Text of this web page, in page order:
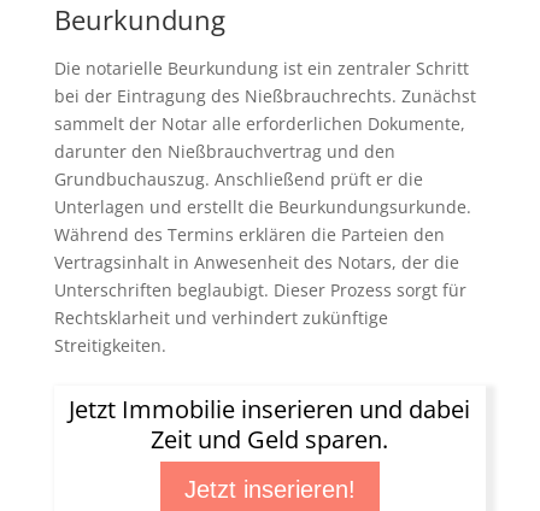
Beurkundung
Die notarielle Beurkundung ist ein zentraler Schritt
bei der Eintragung des Nießbrauchrechts. Zunächst
sammelt der Notar alle erforderlichen Dokumente,
darunter den Nießbrauchvertrag und den
Grundbuchauszug. Anschließend prüft er die
Unterlagen und erstellt die Beurkundungsurkunde.
Während des Termins erklären die Parteien den
Vertragsinhalt in Anwesenheit des Notars, der die
Unterschriften beglaubigt. Dieser Prozess sorgt für
Rechtsklarheit und verhindert zukünftige
Streitigkeiten.
Jetzt Immobilie inserieren und dabei
Zeit und Geld sparen.
Jetzt inserieren!